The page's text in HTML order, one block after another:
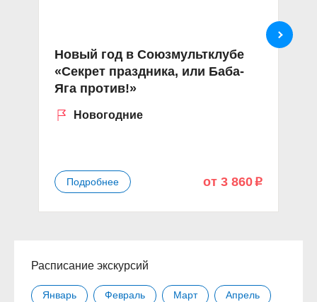
Новый год в Союзмультклубе
«Секрет праздника, или Баба-
Яга против!»
Новогодние
Подробнее от 3 860 p
Расписание экскурсий
Январь Февраль Март Апрель